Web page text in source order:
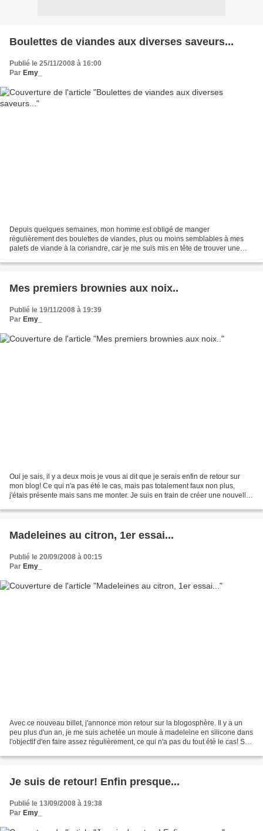
Boulettes de viandes aux diverses saveurs...
Publié le 25/11/2008 à 16:00
Par Emy_
Depuis quelques semaines, mon homme est obligé de manger
régulièrement des boulettes de viandes, plus ou moins semblables à mes
palets de viande à la coriandre, car je me suis mis en tête de trouver une
Mes premiers brownies aux noix..
Publié le 19/11/2008 à 19:39
Par Emy_
Oui je sais, il y a deux mois je vous ai dit que je serais enfin de retour sur
mon blog! Ce qui n'a pas été le cas, mais pas totalement faux non plus,
j'étais présente mais sans me monter. Je suis en train de créer une nouvelle
Madeleines au citron, 1er essai...
Publié le 20/09/2008 à 00:15
Par Emy_
Avec ce nouveau billet, j'annonce mon retour sur la blogosphère. Il y a un
peu plus d'un an, je me suis achetée un moule à madeleine en silicone dans
l'objectif d'en faire assez régulièrement, ce qui n'a pas du tout été le cas! Sur
Je suis de retour! Enfin presque...
Publié le 13/09/2008 à 19:38
Par Emy_